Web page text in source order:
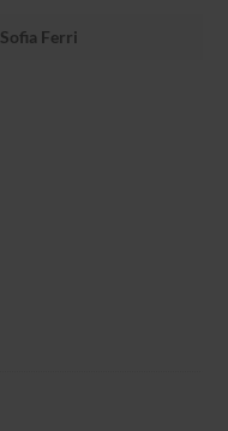
Sofia Ferri